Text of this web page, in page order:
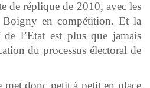
de réplique de 2010, avec les
Boigny en compétition. Et la
l’Etat est plus que jamais
du processus électoral de
met donc petit à petit en place